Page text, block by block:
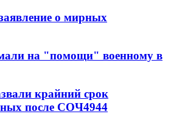
о мирных
на "помощи" военному в
крайний срок
после СОЧ4944